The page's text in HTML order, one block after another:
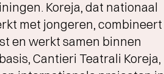
Koreja, dat nationaal
met jongeren, combineert
en werkt samen binnen
Cantieri Teatrali Koreja,